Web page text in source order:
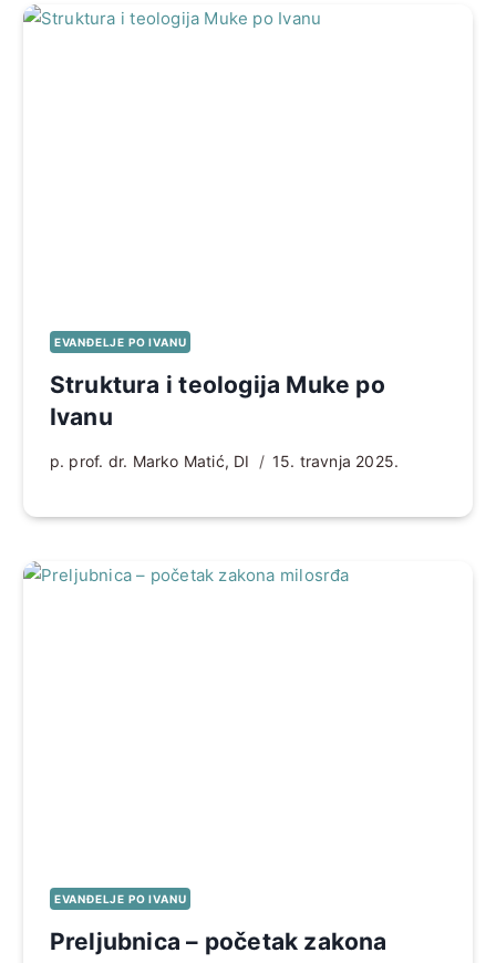
EVANĐELJE PO IVANU
Struktura i teologija Muke po
Ivanu
p. prof. dr. Marko Matić, DI 15. travnja 2025.
EVANĐELJE PO IVANU
Preljubnica – početak zakona